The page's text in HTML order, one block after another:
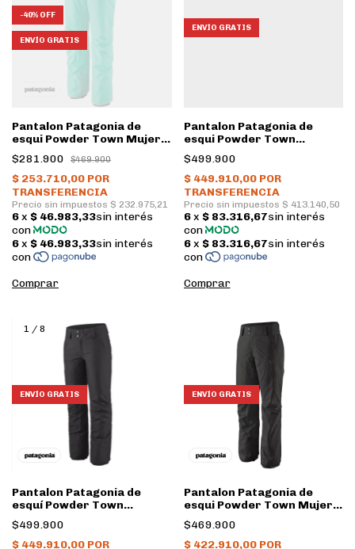
-40% OFF
ENVÍO GRATIS
Pantalon Patagonia de
esqui Powder Town Mujer •
FRTL
$281.900 $469.900
Comprar
ENVÍO GRATIS
Pantalon Patagonia de
esqui Powder Town
Insulado Mujer • SMDB
$499.900
Comprar
1 / 8
ENVÍO GRATIS
Pantalon Patagonia de
esquí Powder Town
Insulado Mujer • Black
$499.900
ENVÍO GRATIS
Pantalon Patagonia de
esqui Powder Town Mujer •
Black
$469.900